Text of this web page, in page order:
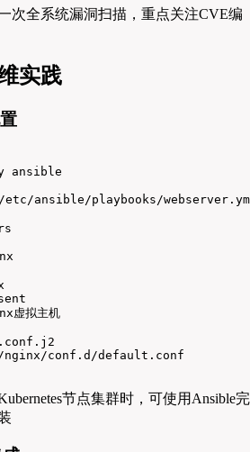
次全系统漏洞扫描，重点关注CVE编
实践
ansible
/etc/ansible/playbooks/
虚拟主机
conf.d/default.conf
节点集群时，可使用Ansible完